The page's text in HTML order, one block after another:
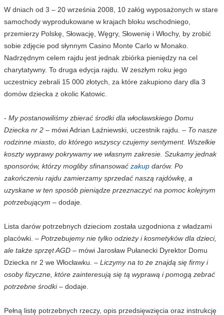
W dniach od 3 – 20 września 2008, 10 załóg wyposażonych w stare
samochody wyprodukowane w krajach bloku wschodniego,
przemierzy Polskę, Słowację, Węgry, Słowenię i Włochy, by zrobić
sobie zdjęcie pod słynnym Casino Monte Carlo w Monako.
Nadrzędnym celem rajdu jest jednak zbiórka pieniędzy na cel
charytatywny. To druga edycja rajdu. W zeszłym roku jego
uczestnicy zebrali 15 000 złotych, za które zakupiono dary dla 3
domów dziecka z okolic Katowic.
- My postanowiliśmy zbierać środki dla włocławskiego Domu
Dziecka nr 2 – mówi Adrian Łaźniewski, uczestnik rajdu. – To nasze
rodzinne miasto, do którego wszyscy czujemy sentyment. Wszelkie
koszty wyprawy pokrywamy we własnym zakresie. Szukamy jednak
sponsorów, którzy mogliby sfinansować zakup darów. Po
zakończeniu rajdu zamierzamy sprzedać naszą rajdówkę, a
uzyskane w ten sposób pieniądze przeznaczyć na pomoc kolejnym
potrzebującym – dodaje.
Lista darów potrzebnych dzieciom została uzgodniona z władzami
placówki. – Potrzebujemy nie tylko odzieży i kosmetyków dla dzieci,
ale także sprzęt AGD – mówi Jarosław Pułanecki Dyrektor Domu
Dziecka nr 2 we Włocławku. – Liczymy na to że znajdą się firmy i
osoby fizyczne, które zainteresują się tą wyprawą i pomogą zebrać
potrzebne środki– dodaje.
Pełną listę potrzebnych rzeczy, opis przedsięwzięcia oraz instrukcję